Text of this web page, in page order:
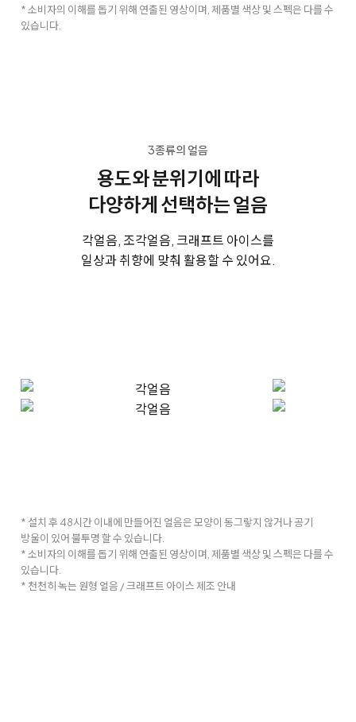
* 소비자의 이해를 돕기 위해 연출된 영상이며, 제품별 색상 및 스펙은 다를 수
있습니다.
3종류의 얼음
용도와 분위기에 따라
다양하게 선택하는 얼음
각얼음, 조각얼음, 크래프트 아이스를
일상과 취향에 맞춰 활용할 수 있어요.
* 설치 후 48시간 이내에 만들어진 얼음은 모양이 동그랗지 않거나 공기
방울이 있어 불투명 할 수 있습니다.
* 소비자의 이해를 돕기 위해 연출된 영상이며, 제품별 색상 및 스펙은 다를 수
있습니다.
* 천천히 녹는 원형 얼음 / 크래프트 아이스 제조 안내